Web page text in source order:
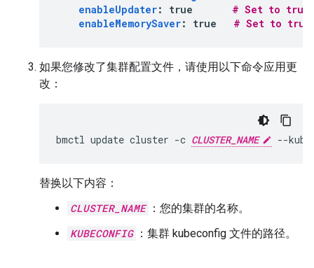
enableUpdater: true
# Set to true
enableMemorySaver: true # Set to true
如果您修改了集群配置文件，请使用以下命令应用更
改：
bmctl update cluster -c CLUSTER_NAME --
替换以下内容：
CLUSTER_NAME ：您的集群的名称。
KUBECONFIG ：集群 kubeconfig 文件的路径。